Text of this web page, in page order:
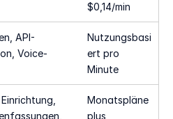
$0,14/min
API-
Voice-
Nutzungsbasi
ert pro
Minute
Monatspläne
plus